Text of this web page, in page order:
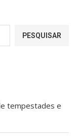
PESQUISAR
tempestades e